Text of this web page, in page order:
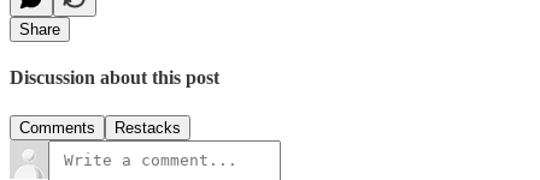
Share
Discussion about this post
Comments Restacks